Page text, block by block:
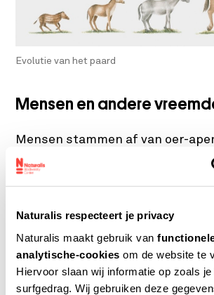
Naturalis respecteert je privacy
Naturalis maakt gebruik van
analytische-cookies om de website te
Hiervoor slaan wij informatie op zoals
surfgedrag. Wij gebruiken deze
Evolutie van het paard
Mensen en andere
Mensen stammen af van oer-
gebruikten hun tenen en vingers
veel rechter en korter geworden.
dieren lijken de tenen ook op die
voorouders. Vogels stammen af
dinosauriers. Nog steeds lijkt